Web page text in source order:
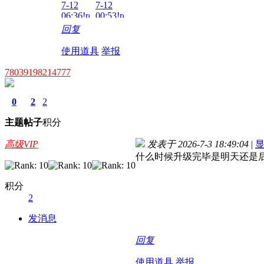
7-12
06:36!read!
7-12
00:53!read!
回复
使用道具 举报
78039198214777
0
主题
2
帖子
2
积分
高级VIP
积分
2
发消息
发表于 2026-7-3 18:49:04 |
什么时候升级完毕是明天还是
回复
使用道具 举报